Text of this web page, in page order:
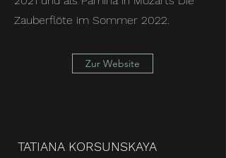
Zauberflöte im Sommer 2022.
Zur Website
TATIANA KORSUNSKAYA